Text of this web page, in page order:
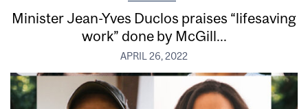
Minister Jean-Yves Duclos praises “lifesaving
work” done by McGill...
APRIL 26, 2022